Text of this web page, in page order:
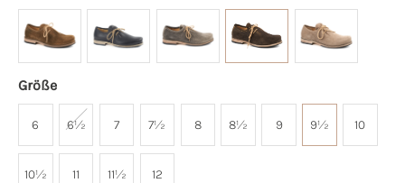
Größe
6 6½ 7 7½ 8 8½ 9 9½ 10
10½ 11 11½ 12